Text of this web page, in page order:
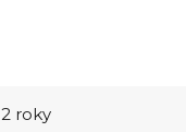
2 roky